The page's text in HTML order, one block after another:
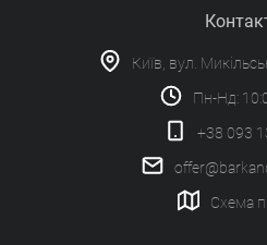
Київ, вул.
Пн-Нд:
+38 093
Схема